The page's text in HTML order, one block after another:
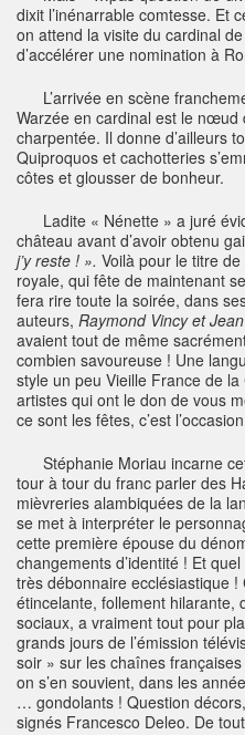
dixit l’inénarrable comtesse. Et
on attend la visite du cardinal
d’accélérer une nomination à
L’arrivée en scène
Warzée en cardinal est le nœud
charpentée. Il donne d’ailleurs
Quiproquos et cachotteries
côtes et glousser de bonheur.
Ladite « Nénette » a juré
château avant d’avoir obtenu
j’y reste ! ». Voilà pour le titre
royale, qui fête de maintenant
fera rire toute la soirée, dans
auteurs, Raymond Vincy et Jean
avaient tout de même
combien savoureuse ! Une
style un peu Vieille France de
artistes qui ont le don de vous
ce sont les fêtes, c’est
Stéphanie Moriau incarne
tour à tour du franc parler des
mièvreries alambiquées de la
se met à interpréter le
cette première épouse du
changements d’identité ! Et
très débonnaire ecclésiastique
étincelante, follement hilarante,
sociaux, a vraiment tout pour
grands jours de l’émission
soir » sur les chaînes
on s’en souvient, dans les
… gondolants ! Question
signés Francesco Deleo. De